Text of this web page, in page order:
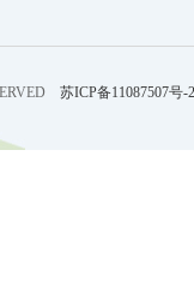
苏ICP备11087507号-2